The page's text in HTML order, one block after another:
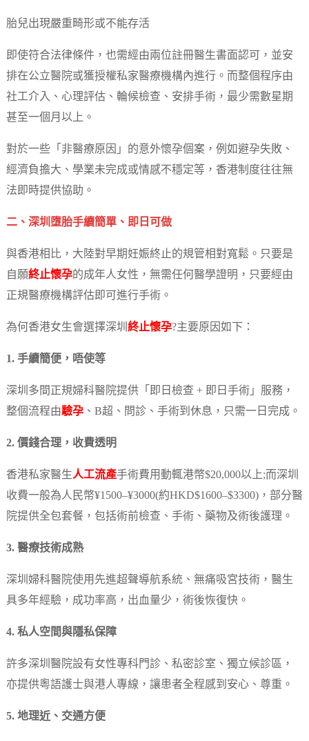
胎兒出現嚴重畸形或不能存活
即使符合法律條件，也需經由兩位註冊醫生書面認可，並安
排在公立醫院或獲授權私家醫療機構內進行。而整個程序由
社工介入、心理評估、輪候檢查、安排手術，最少需數星期
甚至一個月以上。
對於一些「非醫療原因」的意外懷孕個案，例如避孕失敗、
經濟負擔大、學業未完成或情感不穩定等，香港制度往往無
法即時提供協助。
二、深圳墮胎手續簡單、即日可做
與香港相比，大陸對早期妊娠終止的規管相對寬鬆。只要是
自願終止懷孕的成年人女性，無需任何醫學證明，只要經由
正規醫療機構評估即可進行手術。
為何香港女生會選擇深圳 終止懷孕?主要原因如下：
1. 手續簡便，唔使等
深圳多間正規婦科醫院提供「即日檢查 + 即日手術」服務，
整個流程由驗孕、B超、問診、手術到休息，只需一日完成。
2. 價錢合理，收費透明
香港私家醫生人工流產手術費用動輒港幣$20,000以上;而深圳
收費一般為人民幣¥1500–¥3000(約HKD$1600–$3300)，部分醫
院提供全包套餐，包括術前檢查、手術、藥物及術後護理。
3. 醫療技術成熟
深圳婦科醫院使用先進超聲導航系統、無痛吸宮技術，醫生
具多年經驗，成功率高，出血量少，術後恢復快。
4. 私人空間與隱私保障
許多深圳醫院設有女性專科門診、私密診室、獨立候診區，
亦提供粵語護士與港人專線，讓患者全程感到安心、尊重。
5. 地理近、交通方便